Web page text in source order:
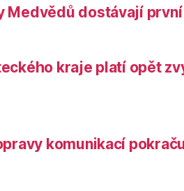
Medvědů dostávají
kraje platí opět
komunikací